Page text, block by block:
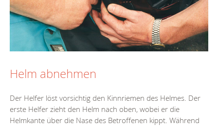
Helm abnehmen
Der Helfer löst vorsichtig den Kinnriemen des Helmes. Der
erste Helfer zieht den Helm nach oben, wobei er die
Helmkante über die Nase des Betroffenen kippt. Während